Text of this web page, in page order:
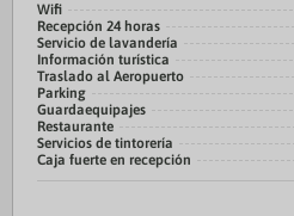
Wifi
Recepción 24 horas
Servicio de lavandería
Información turística
Traslado al Aeropuerto
Parking
Guardaequipajes
Restaurante
Servicios de tintorería
Caja fuerte en recepción